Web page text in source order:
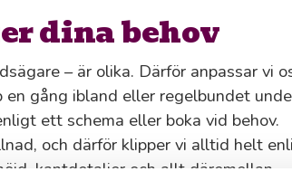
dina behov
– är olika. Därför anpassar vi
gång ibland eller regelbundet
ett schema eller boka vid behov.
och därför klipper vi alltid helt
kantdetaljer och allt däremellan.